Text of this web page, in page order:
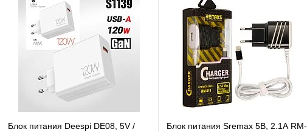
Блок питания Deespi DE08, 5V /
Блок питания Sremax 5В, 2.1А RM-